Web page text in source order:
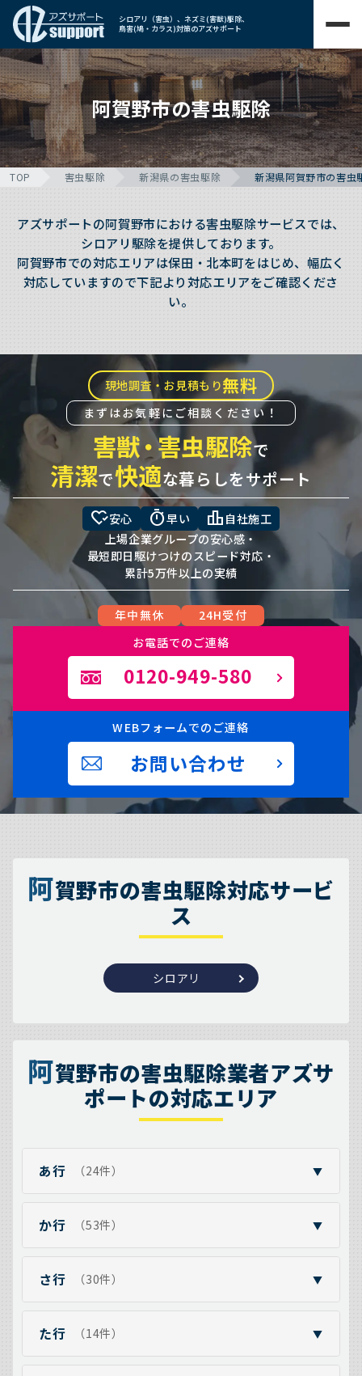
シロアリ（害虫）、ネズミ(害獣)駆除、
鳥害(鳩・カラス)対策のアズサポート
阿賀野市の害虫駆除
TOP 害虫駆除 新潟県の害虫駆除 新潟県阿賀野市の害虫
アズサポートの阿賀野市における害虫駆除サービスでは、
シロアリ駆除を提供しております。
阿賀野市での対応エリアは保田・北本町をはじめ、幅広く
対応していますので下記より対応エリアをご確認くださ
い。
現地調査・お見積もり無料
まずはお気軽にご相談ください！
害獣・害虫駆除で
清潔で快適な暮らしをサポート
heart_check安心 timer早い leaderboard 自社施工
上場企業グループの安心感・
最短即日駆けつけのスピード対応・
累計5万件以上の実績
年中無休
24H受付
お電話でのご連絡
0120-949-580
WEBフォームでのご連絡
お問い合わせ
阿賀野市の害虫駆除対応サービ
ス
シロアリ
阿賀野市の害虫駆除業者アズサ
ポートの対応エリア
あ行 （24件） ▼
か行 （53件） ▼
さ行 （30件） ▼
た行 （14件） ▼